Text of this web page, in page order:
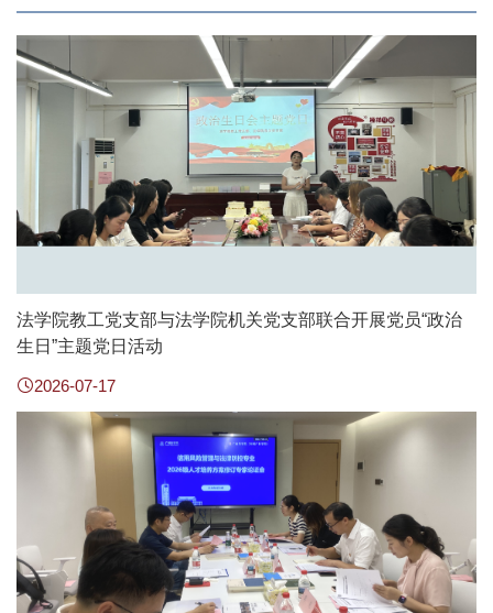
法学院教工党支部与法学院机关党支部联合开展党员“政治
生日”主题党日活动
2026-07-17